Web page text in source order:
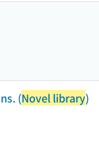
(Novel library)